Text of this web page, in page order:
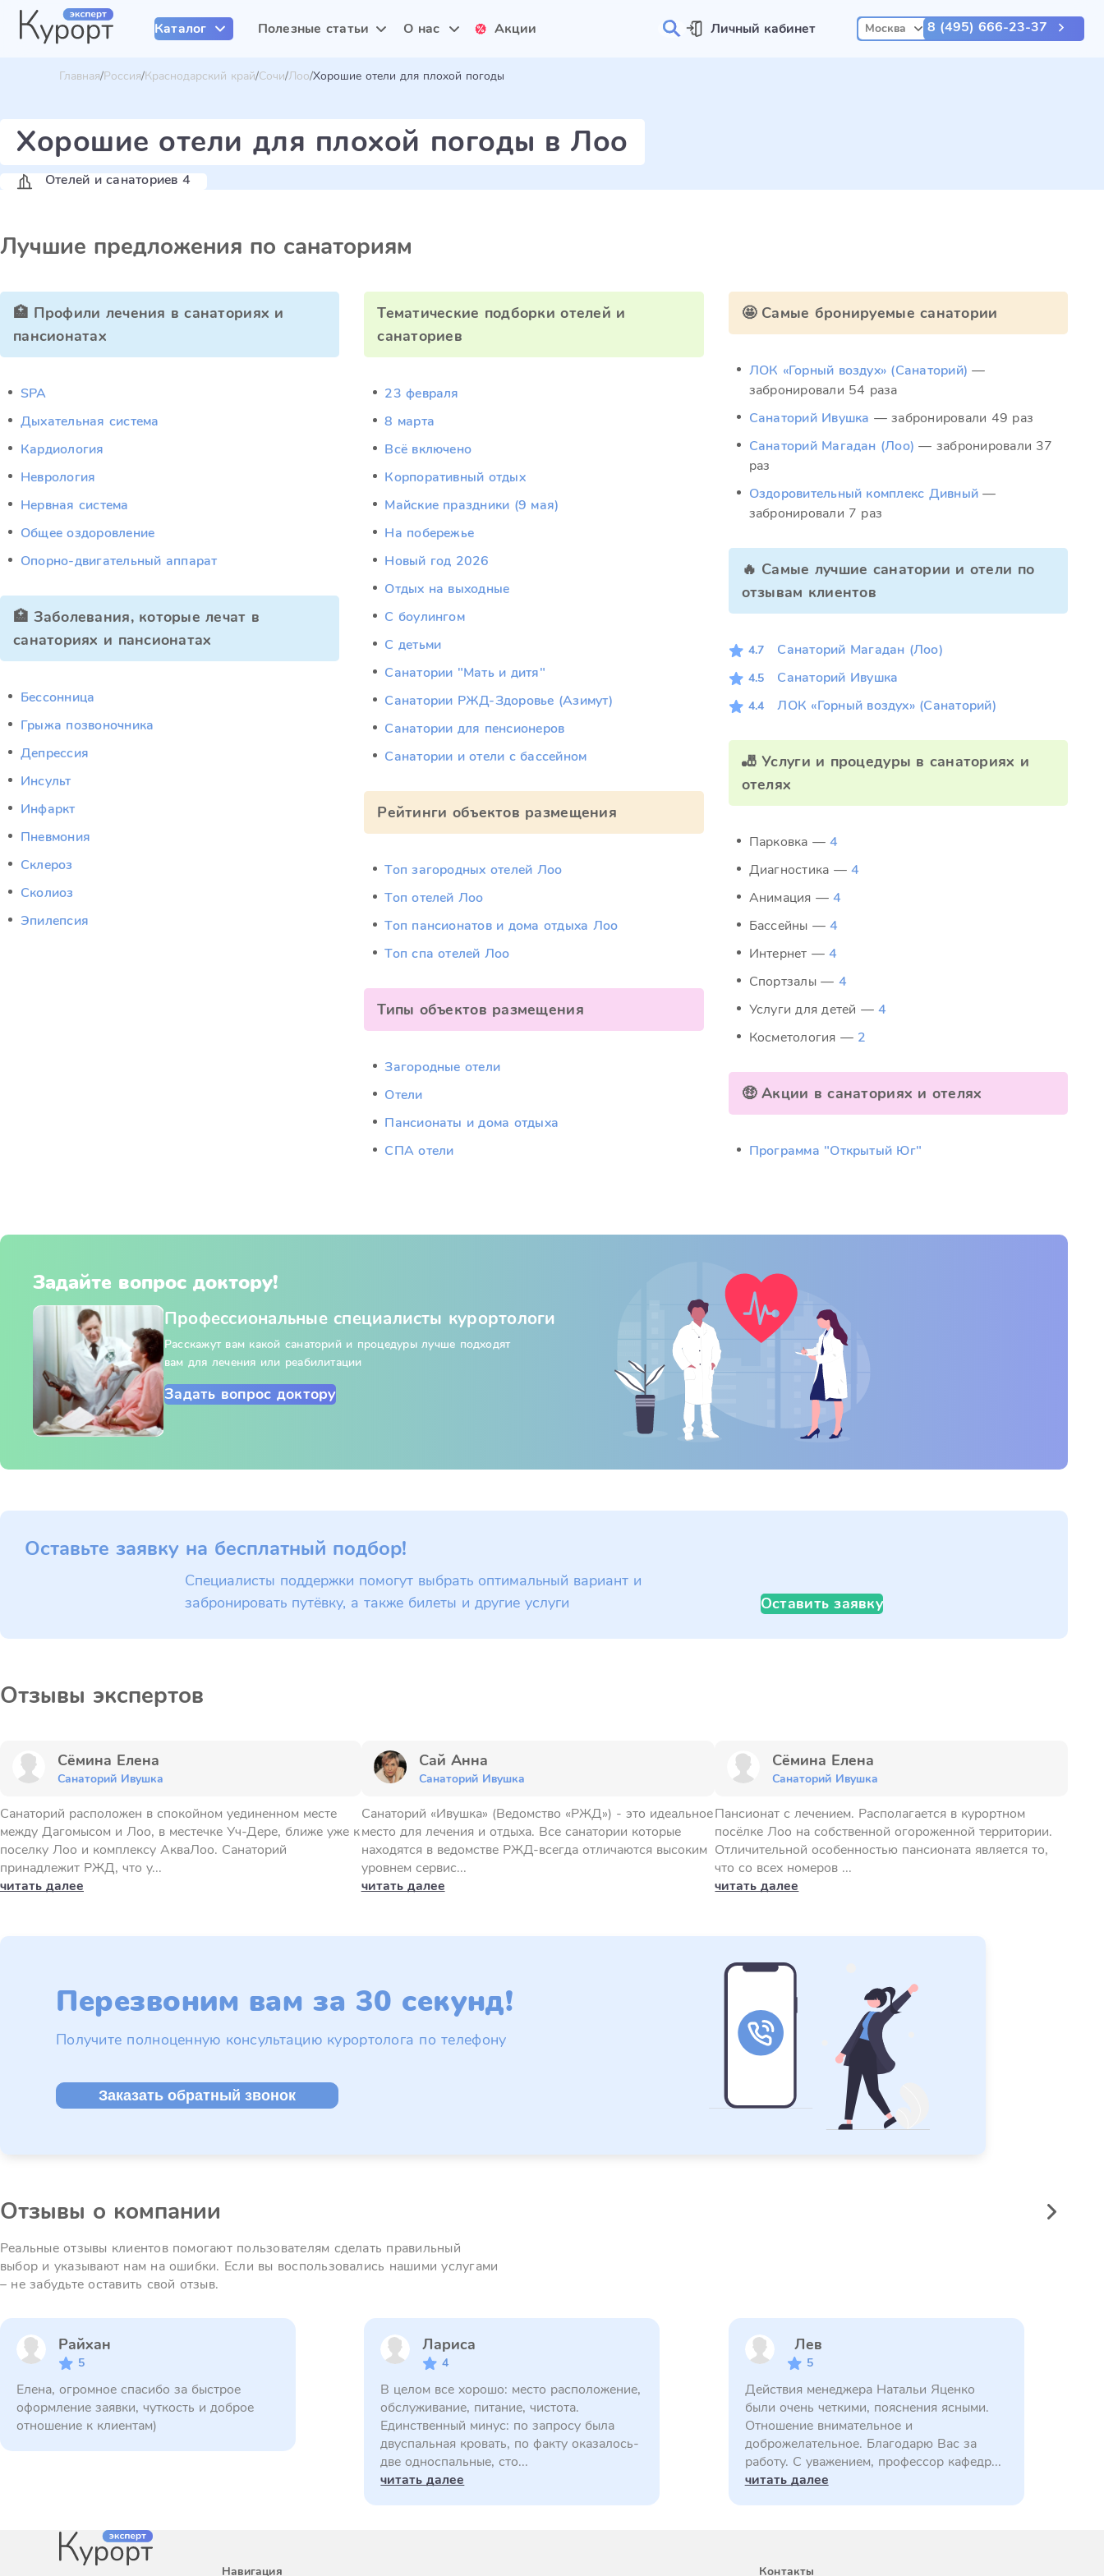
Каталог Полезные статьи О нас Акции Личный кабинет Москва 8 (495) 666-23-37
Главная Россия Краснодарский край Сочи Лоо Хорошие отели для плохой погоды
Хорошие отели для плохой погоды в Лоо
Отелей и санаториев 4
Лучшие предложения по санаториям
🏥 Профили лечения в санаториях и
пансионатах
SPA
Дыхательная система
Кардиология
Неврология
Нервная система
Общее оздоровление
Опорно-двигательный аппарат
🏥 Заболевания, которые лечат в
санаториях и пансионатах
Бессонница
Грыжа позвоночника
Депрессия
Инсульт
Инфаркт
Пневмония
Склероз
Сколиоз
Эпилепсия
Тематические подборки отелей и
санаториев
23 февраля
8 марта
Всё включено
Корпоративный отдых
Майские праздники (9 мая)
На побережье
Новый год 2026
Отдых на выходные
С боулингом
С детьми
Санатории "Мать и дитя"
Санатории РЖД-Здоровье (Азимут)
Санатории для пенсионеров
Санатории и отели с бассейном
Рейтинги объектов размещения
Топ загородных отелей Лоо
Топ отелей Лоо
Топ пансионатов и дома отдыха Лоо
Топ спа отелей Лоо
Типы объектов размещения
Загородные отели
Отели
Пансионаты и дома отдыха
СПА отели
🤩 Самые бронируемые санатории
ЛОК «Горный воздух» (Санаторий) —
забронировали 54 раза
Санаторий Ивушка — забронировали 49 раз
Санаторий Магадан (Лоо) — забронировали 37
раз
Оздоровительный комплекс Дивный —
забронировали 7 раз
🔥 Самые лучшие санатории и отели по
отзывам клиентов
4.7 Санаторий Магадан (Лоо)
4.5 Санаторий Ивушка
4.4 ЛОК «Горный воздух» (Санаторий)
🎳 Услуги и процедуры в санаториях и
отелях
Парковка —4
Диагностика —4
Анимация —4
Бассейны —4
Интернет —4
Спортзалы — 4
Услуги для детей —4
Косметология — 2
🤑 Акции в санаториях и отелях
Программа "Открытый Юг"
Задайте вопрос доктору!
Профессиональные специалисты курортологи
Расскажут вам какой санаторий и процедуры лучше подходят
вам для лечения или реабилитации
Задать вопрос доктору
Оставьте заявку на бесплатный подбор!
Специалисты поддержки помогут выбрать оптимальный вариант и
забронировать путёвку, а также билеты и другие услуги
Оставить заявку
Отзывы экспертов
Сёмина Елена
Санаторий Ивушка
Санаторий расположен в спокойном уединенном месте
между Дагомысом и Лоо, в местечке Уч-Дере, ближе уже к
поселку Лоо и комплексу АкваЛоо. Санаторий
принадлежит РЖД, что у...
читать далее
Сай Анна
Санаторий Ивушка
Санаторий «Ивушка» (Ведомство «РЖД») - это идеальное
место для лечения и отдыха. Все санатории которые
находятся в ведомстве РЖД-всегда отличаются высоким
уровнем сервис...
читать далее
Сёмина Елена
Санаторий Ивушка
Пансионат с лечением. Располагается в курортном
посёлке Лоо на собственной огороженной территории.
Отличительной особенностью пансионата является то,
что со всех номеров ...
читать далее
Перезвоним вам за 30 секунд!
Получите полноценную консультацию курортолога по телефону
Заказать обратный звонок
Отзывы о компании
Реальные отзывы клиентов помогают пользователям сделать правильный
выбор и указывают нам на ошибки. Если вы воспользовались нашими услугами
– не забудьте оставить свой отзыв.
Райхан
5
Елена, огромное спасибо за быстрое
оформление заявки, чуткость и доброе
отношение к клиентам)
Лариса
4
В целом все хорошо: место расположение,
обслуживание, питание, чистота.
Единственный минус: по запросу была
двуспальная кровать, по факту оказалось-
две односпальные, сто...
читать далее
Лев
5
Действия менеджера Натальи Яценко
были очень четкими, пояснения ясными.
Отношение внимательное и
доброжелательное. Благодарю Вас за
работу. С уважением, профессор кафедр...
читать далее
Навигация Контакты